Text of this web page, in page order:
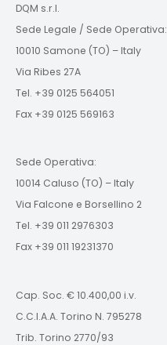
DQM s.r.l.
Sede Legale / Sede Operativa:
10010 Samone (TO) – Italy
Via Ribes 27A
Tel. +39 0125 564051
Fax +39 0125 569163
Sede Operativa:
10014 Caluso (TO) – Italy
Via Falcone e Borsellino 2
Tel. +39 011 2976303
Fax +39 011 19231370
Cap. Soc. € 10.400,00 i.v.
C.C.I.A.A. Torino N. 795278
Trib. Torino 2770/93